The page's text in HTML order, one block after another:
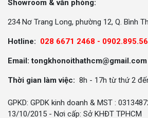
Showroom & văn phòng:
234 Nơ Trang Long, phường 12, Q. Bình
Hotline: 028 6671 2468 -
Email: tongkhonoithathcm@gmail.com
Thời gian làm việc: 8h - 17h từ thứ 2
GPKD: GPDK kinh doanh & MST :
13/10/2015 - Nơi cấp: Sở KHĐT TPHCM